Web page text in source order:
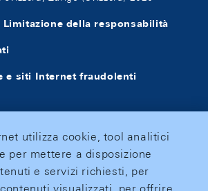
Limitazione della responsabilità
e siti Internet fraudolenti
utilizza cookie, tool analitici
per mettere a disposizione
e servizi richiesti, per